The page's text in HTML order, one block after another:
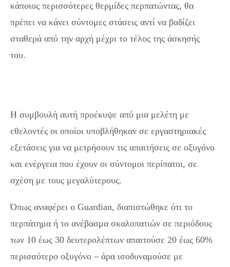
κάποιος περισσότερες θερμίδες περπατώντας, θα
πρέπει να κάνει σύντομες στάσεις αντί να βαδίζει
σταθερά από την αρχή μέχρι το τέλος της άσκησής
του.
Η συμβουλή αυτή προέκυψε από μια μελέτη με
εθελοντές οι οποίοι υποβλήθηκαν σε εργαστηριακές
εξετάσεις για να μετρήσουν τις απαιτήσεις σε οξυγόνο
και ενέργεια που έχουν οι σύντομοι περίπατοι, σε
σχέση με τους μεγαλύτερους.
Όπως αναφέρει ο Guardian, διαπιστώθηκε ότι το
περπάτημα ή το ανέβασμα σκαλοπατιών σε περιόδους
των 10 έως 30 δευτερολέπτων απαιτούσε 20 έως 60%
περισσότερο οξυγόνο – άρα ισοδυναμούσε με